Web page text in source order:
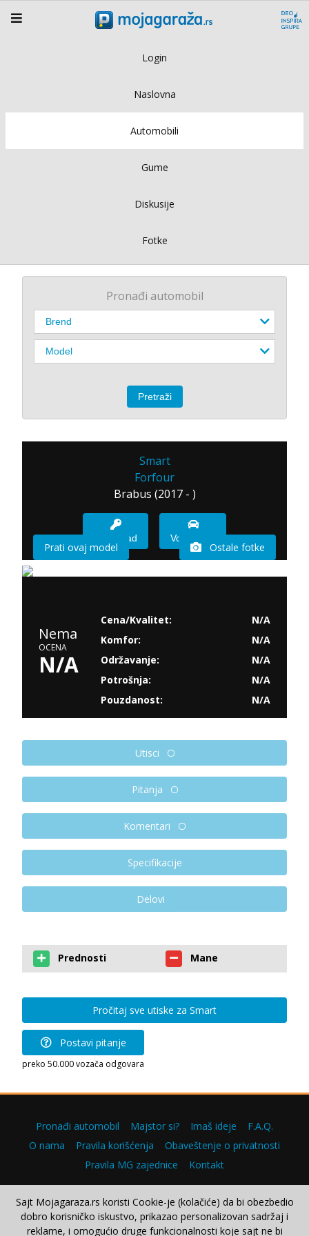
Login
Naslovna
Automobili
Gume
Diskusije
Fotke
Pronađi automobil
Smart
Forfour
Brabus (2017 - )
Imam sad Vozio sam
Prati ovaj model Ostale fotke
Nema
OCENA
N/A
Cena/Kvalitet:
N/A
Komfor:
N/A
Održavanje:
N/A
Potrošnja:
N/A
Pouzdanost:
N/A
Utisci
Pitanja
Komentari
Specifikacije
Delovi
Prednosti Mane
Pročitaj sve utiske za Smart
Postavi pitanje
preko 50.000 vozača odgovara
Pronađi automobil Majstor si? Imaš ideje
F.A.Q.
O nama
Pravila korišćenja
Obaveštenje o privatnosti
Pravila MG zajednice
Kontakt
Copyright © 2000–2026.
Sajt Mojagaraza.rs koristi Cookie-je (kolačiće) da bi obezbedio
dobro korisničko iskustvo, prikazao personalizovan sadržaj i
reklame, i omogućio druge funkcionalnosti koje sajt ne bi